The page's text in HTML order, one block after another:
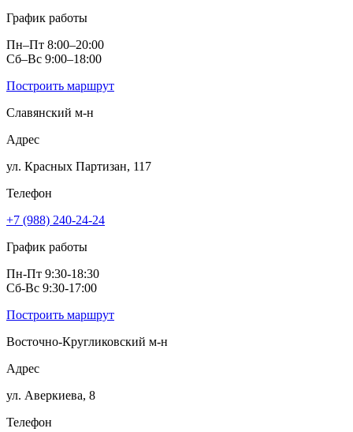
График работы
Пн–Пт 8:00–20:00
Сб–Вс 9:00–18:00
Построить маршрут
Славянский м‑н
Адрес
ул. Красных Партизан, 117
Телефон
+7 (988) 240-24-24
График работы
Пн-Пт 9:30-18:30
Сб-Вс 9:30-17:00
Построить маршрут
Восточно-Кругликовский м-н
Адрес
ул. Аверкиева, 8
Телефон